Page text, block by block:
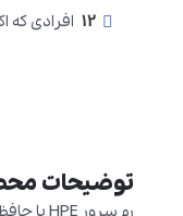
12 افرادی که
توضیحات